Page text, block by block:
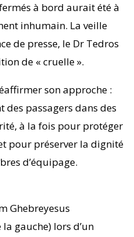
à bord aurait été à
inhumain. La veille
de presse, le Dr Tedros
de « cruelle ».
son approche :
passagers dans des
à la fois pour protéger
pour préserver la dignité
d’équipage.
Ghebreyesus
gauche) lors d’un